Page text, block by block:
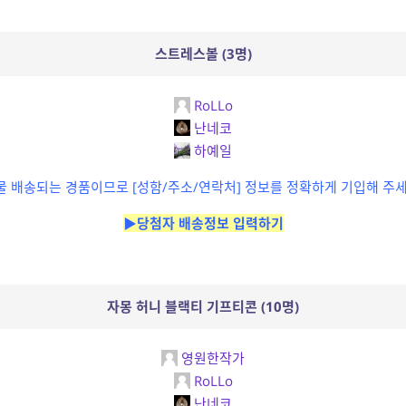
스트레스볼 (3명)
RoLLo
난네코
하예일
배송되는 경품이므로 [성함/주소/연락처] 정보를 정확하게 기입해 주
▶당첨자 배송정보 입력하기
자몽 허니 블랙티 기프티콘 (10명)
영원한작가
RoLLo